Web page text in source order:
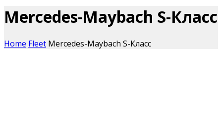
Mercedes-Maybach S-Класс
Home Fleet Mercedes-Maybach S-Класс